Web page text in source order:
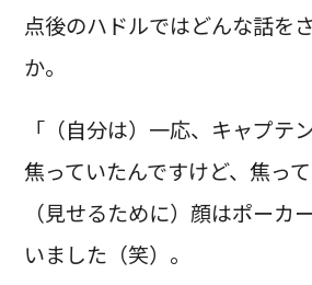
点後のハドルではどんな話を
か。
「（自分は）一応、キャプテ
焦っていたんですけど、焦っ
（見せるために）顔はポーカ
いました（笑）。